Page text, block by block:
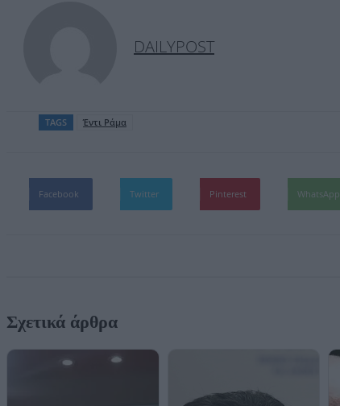
DAILYPOST
TAGS Έντι Ράμα
Facebook Twitter Pinterest WhatsApp
Σχετικά άρθρα